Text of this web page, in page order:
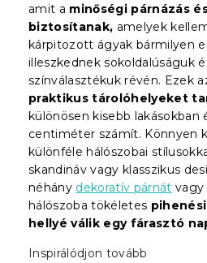
amit a minőségi párnázás
biztosítanak, amelyek
kárpitozott ágyak bármilyen
illeszkednek sokoldalúságuk
színválasztékuk révén. Ezek
praktikus tárolóhelyeket
különösen kisebb lakásokban
centiméter számít. Könnyen
különféle hálószobai
skandináv vagy klasszikus
néhány dekoratív párnát vagy
hálószoba tökéletes
hellyé válik egy fárasztó
Inspirálódjon tovább